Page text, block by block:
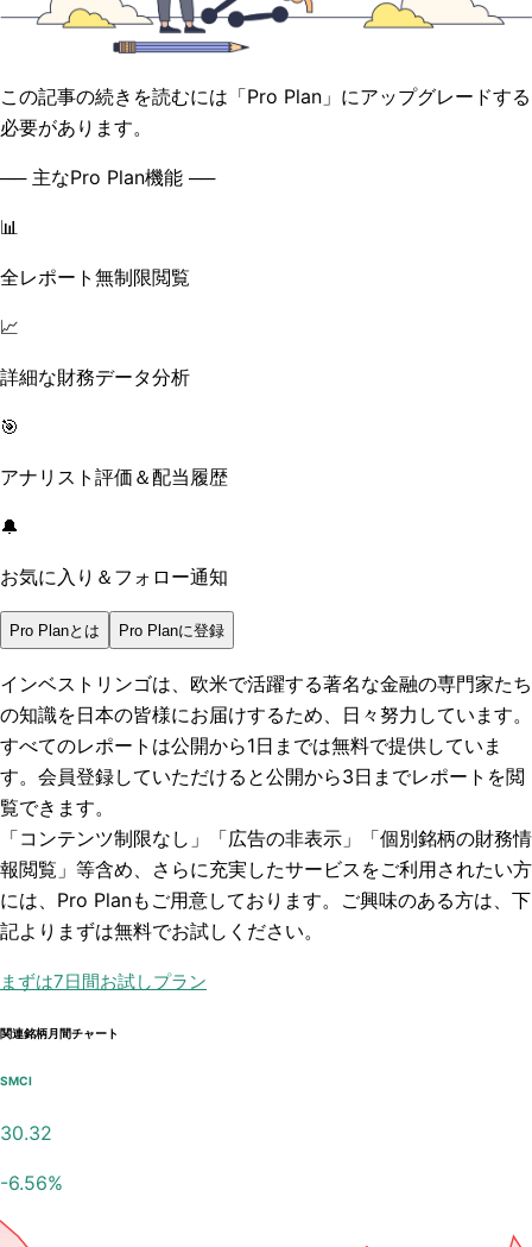
この記事の続きを読むには「Pro Plan」にアップグレードする
必要があります。
── 主なPro Plan機能 ──
📊
全レポート無制限閲覧
📈
詳細な財務データ分析
🎯
アナリスト評価＆配当履歴
🔔
お気に入り＆フォロー通知
Pro Planとは Pro Planに登録
インベストリンゴは、欧米で活躍する著名な金融の専門家たち
の知識を日本の皆様にお届けするため、日々努力しています。
すべてのレポートは公開から1日までは無料で提供していま
す。会員登録していただけると公開から3日までレポートを閲
覧できます。
「コンテンツ制限なし」「広告の非表示」「個別銘柄の財務情
報閲覧」 等含め、さらに充実したサービスをご利用されたい方
には、Pro Planもご用意しております。ご興味のある方は、下
記よりまずは無料でお試しください。
まずは7日間お試しプラン
関連銘柄月間チャート
SMCI
30.32
-6.56%